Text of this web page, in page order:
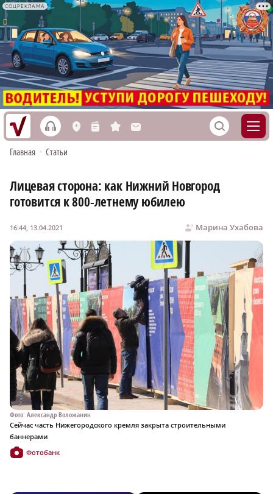
СОЦРЕКЛАМА
h L n s M S
Главная • Статьи
Лицевая сторона: как Нижний Новгород
готовится к 800-летнему юбилею
Марина Ухабова
16:44, 13.04.2021
Фото: Александр Воложанин
Сейчас часть Нижегородского кремля закрыта строительными
баннерами
Фотобанк